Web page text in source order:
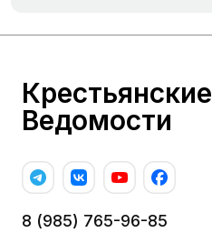
Крестьянские
Ведомости
8 (985) 765-96-85